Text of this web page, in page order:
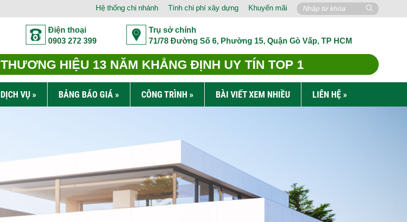
Khuyến mãi
Tính chi phí xây dựng
Hệ thống chi nhánh
Điện thoại
0903 272 399
Trụ sở chính
71/78 Đường Số 6, Phường 15, Quận Gò Vấp, TP HCM
THƯƠNG HIỆU 13 NĂM KHẲNG ĐỊNH UY TÍN TOP 1
DỊCH VỤ » BẢNG BÁO GIÁ » CÔNG TRÌNH » BÀI VIẾT XEM NHIỀU LIÊN HỆ »